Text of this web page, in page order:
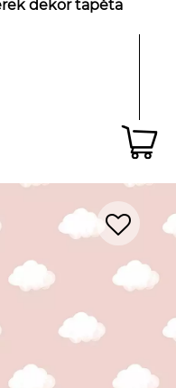
dekor tapéta